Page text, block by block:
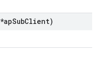
*apSubClient)